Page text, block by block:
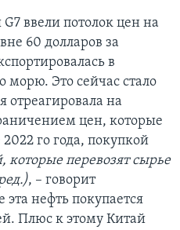
ввели потолок цен на
60 долларов за
в
морю. Это сейчас стало
отреагировала на
цен, которые
го года, покупкой
которые перевозят сырье
, – говорит
эта нефть покупается
Плюс к этому Китай